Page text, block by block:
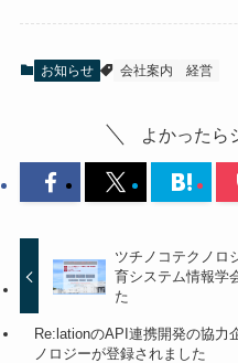
お知らせ 会社案内 経営
よかったら
ツチノコテクノロ
育システム情報学
た
Re:lationのAPI連携開発の協力
ノロジーが登録されました